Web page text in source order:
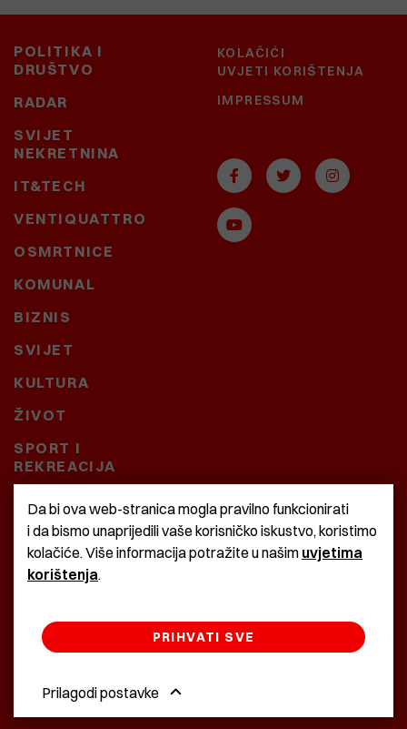
POLITIKA I
DRUŠTVO
RADAR
SVIJET
NEKRETNINA
IT&TECH
VENTIQUATTRO
OSMRTNICE
KOMUNAL
BIZNIS
SVIJET
KULTURA
ŽIVOT
SPORT I
REKREACIJA
CRNA KRONIKA
BAŠTARDINI I PRAVI
KRASNA ZEMLJA
KOLAČIĆI
UVJETI KORIŠTENJA
IMPRESSUM
Da bi ova web-stranica mogla pravilno funkcionirati
i da bismo unaprijedili vaše korisničko iskustvo, koristimo
kolačiće. Više informacija potražite u našim uvjetima
korištenja.
Prilagodi postavke
PRIHVATI SVE